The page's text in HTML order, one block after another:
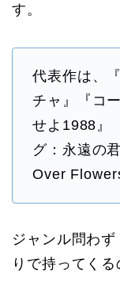
す。
代表作は、
チャ』『コ
せよ1988』
グ：永遠の
Over
ジャンル問わ
りで持ってくる